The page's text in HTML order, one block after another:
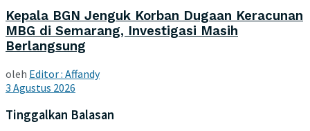
Kepala BGN Jenguk Korban Dugaan Keracunan
MBG di Semarang, Investigasi Masih
Berlangsung
oleh Editor : Affandy
3 Agustus 2026
Tinggalkan Balasan